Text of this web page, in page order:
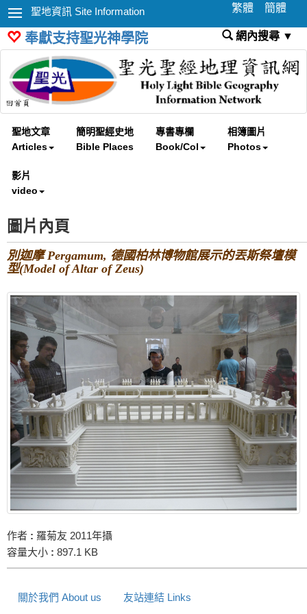
聖地資訊 Site Information 繁體 簡體
奉獻支持聖光神學院 網內搜尋 ▼
聖地文章
Articles
簡明聖經史地
Bible Places
專書專欄
Book/Col
相簿圖片
Photos
影片
video
圖片內頁
別迦摩 Pergamum, 德國柏林博物館展示的丟斯祭壇模
型(Model of Altar of Zeus)
作者 : 羅菊友 2011年攝
容量大小 : 897.1 KB
關於我們 About us 友站連結 Links